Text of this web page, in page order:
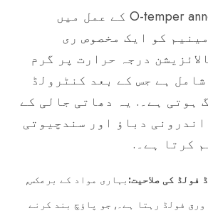
O-temper annealing کے عمل میں
کو ایک مخصوص ری
درجہ حرارت پر گرم
ہے جس کے بعد کنٹرولڈ
ہوتی ہے۔. یہ دھاتی جالی کے
اندرونی دباؤ اور سندچیوتی
کرتا ہے۔.
فولڈ کی صلاحیت: بہاری مواد کے برعکس,
ورق فولڈ رہتا ہے۔, جو پاؤچ بند کرنے